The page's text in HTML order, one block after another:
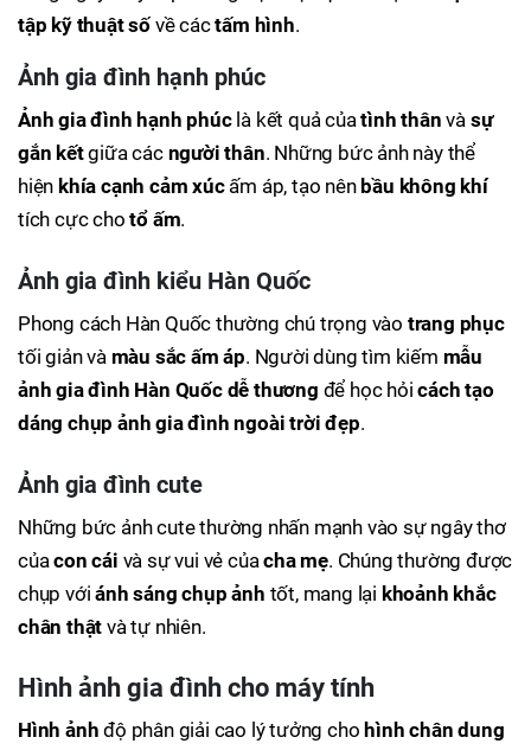
tập kỹ thuật sốvề cáctấm hình.
Ảnh gia đình hạnh phúc
Ảnh gia đình hạnh phúclà kết quả củatình thân và sự
gắn kếtgiữa các người thân. Những bức ảnh này thể
hiện khía cạnh cảm xúcấm áp, tạo nên bầu không khí
tích cực chotổ ấm.
Ảnh gia đình kiểu Hàn Quốc
Phong cách Hàn Quốc thường chú trọng vào trang phục
tối giản và màu sắc ấm áp. Người dùng tìm kiếm mẫu
ảnh gia đình Hàn Quốc dễ thương để học hỏicách tạo
dáng chụp ảnh gia đình ngoài trời đẹp.
Ảnh gia đình cute
Những bức ảnh cute thường nhấn mạnh vào sự ngây thơ
củacon cái và sự vui vẻ củacha mẹ. Chúng thường được
chụp vớiánh sáng chụp ảnh tốt, mang lại khoảnh khắc
chân thật và tự nhiên.
Hình ảnh gia đình cho máy tính
Hình ảnh độ phân giải cao lý tưởng cho hình chân dung